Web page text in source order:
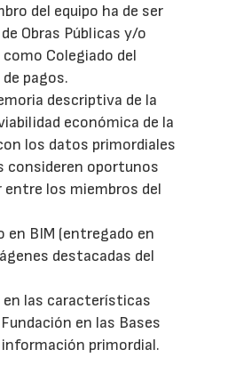
del equipo ha de ser
Obras Públicas y/o
Colegiado del
pagos.
descriptiva de la
económica de la
los datos primordiales
consideren oportunos
entre los miembros del
en BIM (entregado en
destacadas del
en las características
en las Bases
primordial.